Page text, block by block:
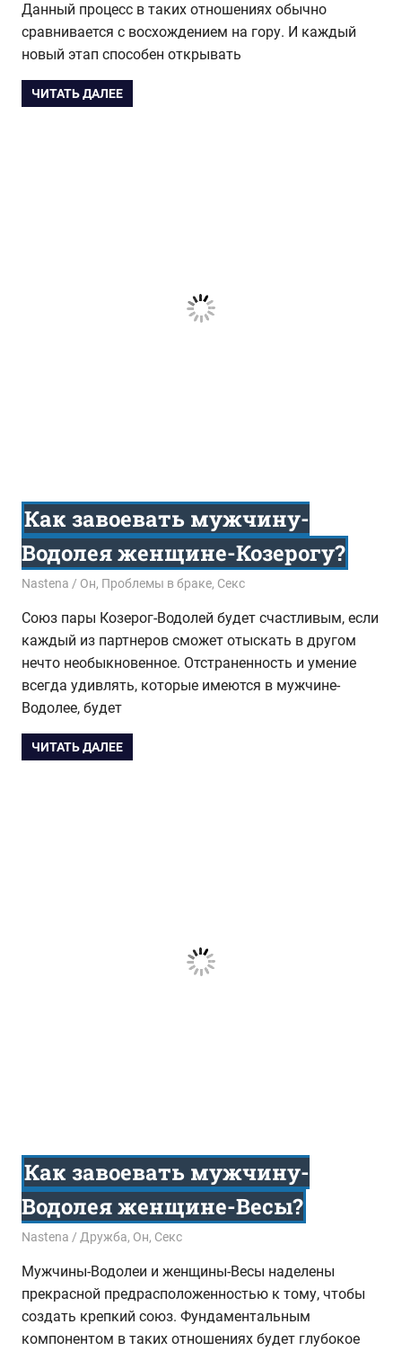
Данный процесс в таких отношениях обычно
сравнивается с восхождением на гору. И каждый
новый этап способен открывать
ЧИТАТЬ ДАЛЕЕ
Как завоевать мужчину-
Водолея женщине-Козерогу?
09.08.2016
Nastena Он, Проблемы в браке, Секс
Союз пары Козерог-Водолей будет счастливым, если
каждый из партнеров сможет отыскать в другом
нечто необыкновенное. Отстраненность и умение
всегда удивлять, которые имеются в мужчине-
Водолее, будет
ЧИТАТЬ ДАЛЕЕ
Как завоевать мужчину-
Водолея женщине-Весы?
06.08.2016
Nastena Дружба, Он, Секс
Мужчины-Водолеи и женщины-Весы наделены
прекрасной предрасположенностью к тому, чтобы
создать крепкий союз. Фундаментальным
компонентом в таких отношениях будет глубокое